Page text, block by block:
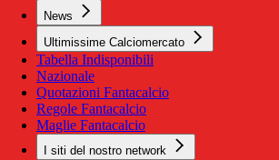
News
Ultimissime Calciomercato
Tabella Indisponibili
Nazionale
Quotazioni Fantacalcio
Regole Fantacalcio
Maglie Fantacalcio
I siti del nostro network